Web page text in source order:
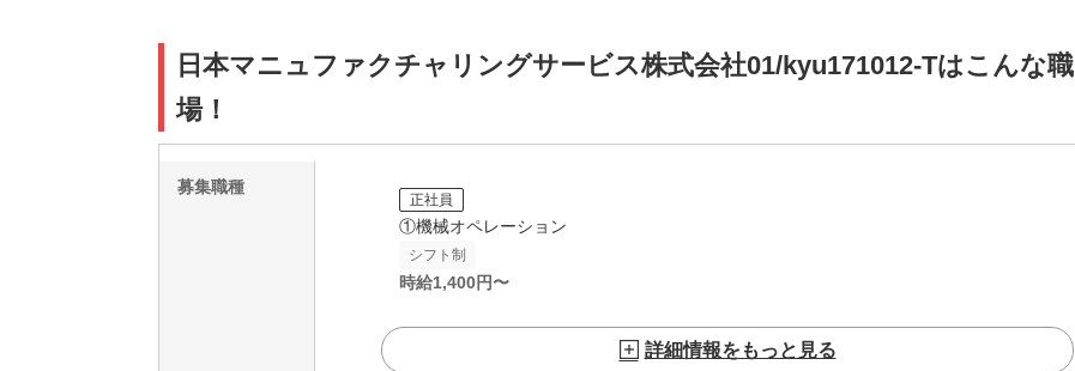
日本マニュファクチャリングサービス株式会社01/kyu171012-Tはこんな職
場！
募集職種
正社員
①機械オペレーション
シフト制
時給1,400円〜
詳細情報をもっと見る